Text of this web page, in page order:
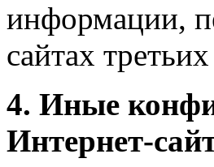
информации,
сайтах
4. Иные
Интернет-